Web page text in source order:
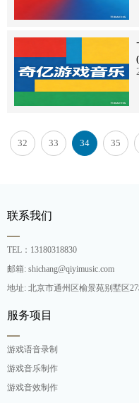
32 33 34 35
联系我们
TEL：13180318830
邮箱: shichang@qiyimusic.com
地址: 北京市通州区榆景苑别墅区
服务项目
游戏语音录制
游戏音乐制作
游戏音效制作